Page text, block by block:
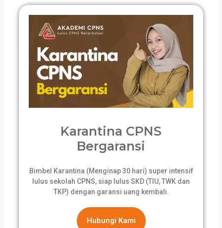
Karantina CPNS
Bergaransi
Bimbel Karantina (Menginap 30 hari) super intensif
lulus sekolah CPNS, siap lulus SKD (TIU, TWK dan
TKP) dengan garansi uang kembali.
Hubungi Kami